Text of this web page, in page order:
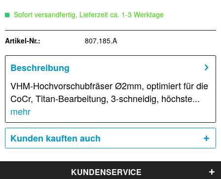
Sofort versandfertig, Lieferzeit ca. 1-3 Werktage
Artikel-Nr.: 807.185.A
Beschreibung
VHM-Hochvorschubfräser Ø2mm, optimiert für die
CoCr, Titan-Bearbeitung, 3-schneidig, höchste...
mehr
Kunden kauften auch
KUNDENSERVICE